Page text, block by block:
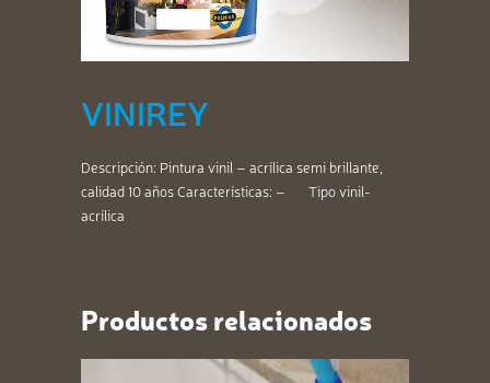
VINIREY
Descripción: Pintura vinil – acrílica semi brillante,
calidad 10 años Características: – Tipo vinil-
acrílica
Productos relacionados